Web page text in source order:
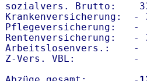
sozialvers. Brutto:
Krankenversicherung:
Pflegeversicherung:   -
Rentenversicherung:   -
Arbeitslosenvers.:    -
Z-Vers. VBL:          -